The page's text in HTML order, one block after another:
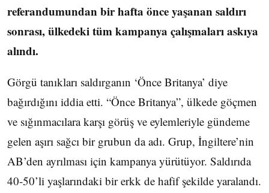
referandumundan bir hafta önce yaşanan saldırı
sonrası, ülkedeki tüm kampanya çalışmaları askıya
alındı.
Görgü tanıkları saldırganın ‘Önce Britanya’ diye
bağırdığını iddia etti. “Önce Britanya”, ülkede göçmen
ve sığınmacılara karşı görüş ve eylemleriyle gündeme
gelen aşırı sağcı bir grubun da adı. Grup, İngiltere’nin
AB’den ayrılması için kampanya yürütüyor. Saldırıda
40-50’li yaşlarındaki bir erkk de hafif şekilde yaralandı.